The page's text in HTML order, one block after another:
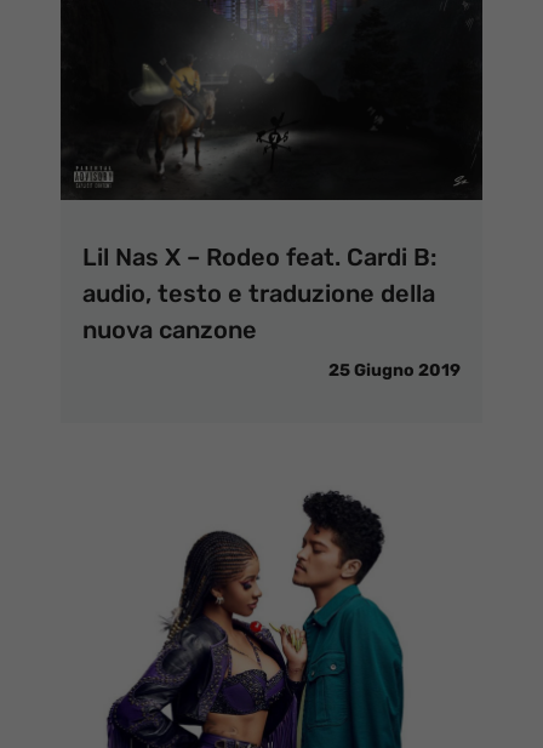
Lil Nas X – Rodeo feat. Cardi B:
audio, testo e traduzione della
nuova canzone
25 Giugno 2019